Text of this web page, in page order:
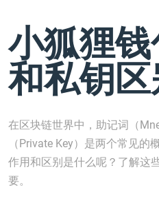
小狐狸
和私钥
在区块链世界中，助记词（
（Private Key）是两个常见
作用和区别是什么呢？了解这
要。